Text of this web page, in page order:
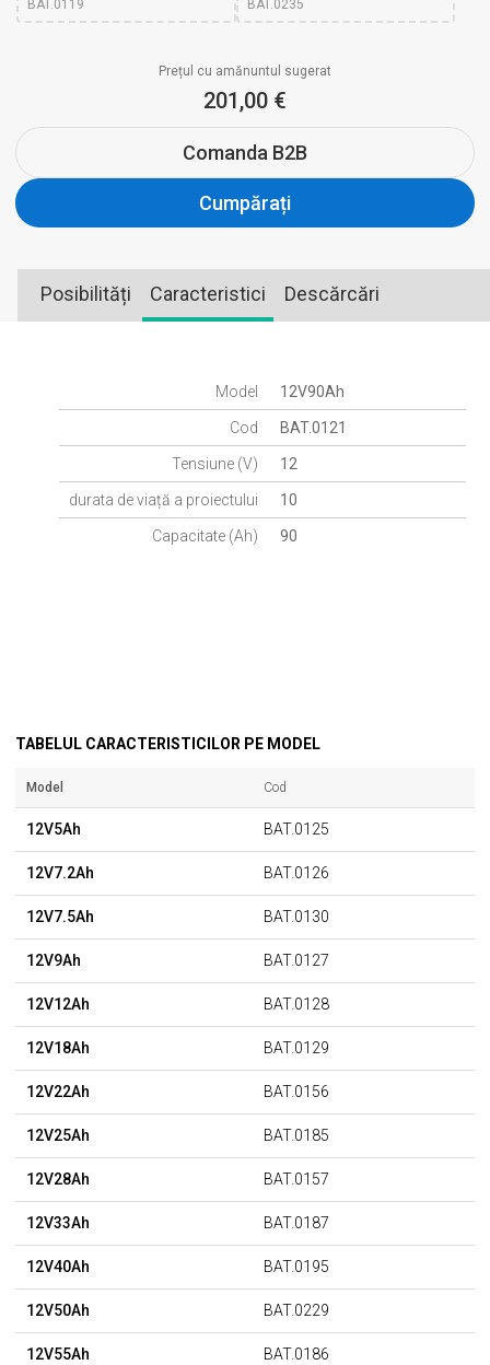
BAT.0119 BAT.0235
Prețul cu amănuntul sugerat
201,00 €
Comanda B2B
Cumpărați
Posibilități Caracteristici Descărcări
Model 12V90Ah
Cod BAT.0121
Tensiune (V) 12
durata de viață a proiectului 10
Capacitate (Ah) 90
TABELUL CARACTERISTICILOR PE MODEL
Model Cod
12V5Ah BAT.0125
12V7.2Ah BAT.0126
12V7.5Ah BAT.0130
12V9Ah BAT.0127
12V12Ah BAT.0128
12V18Ah BAT.0129
12V22Ah BAT.0156
12V25Ah BAT.0185
12V28Ah BAT.0157
12V33Ah BAT.0187
12V40Ah BAT.0195
12V50Ah BAT.0229
12V55Ah BAT.0186